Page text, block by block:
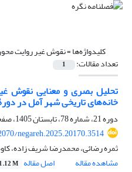
کلیدواژه‌ها =نقوش غیر روایت
تعداد مقالات: 1
تحلیل بصری و معنایی نقوش
خانه‌های تاریخی شهر آمل در
دوره 21، شماره 78، تابستان 1405، صفحه
negareh.2025.20170.3514
ثمره رضائی، محمدرضا شریف زاده،
مشاهده مقاله
اصل مقاله 1.12 M